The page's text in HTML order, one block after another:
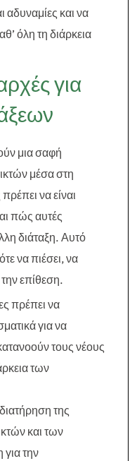
αδυναμίες και να
όλη τη διάρκεια
για
μια σαφή
μέσα στη
να είναι
πώς αυτές
διάταξη. Αυτό
να πιέσει, να
επίθεση.
πρέπει να
για να
τους νέους
των
της
και των
για την